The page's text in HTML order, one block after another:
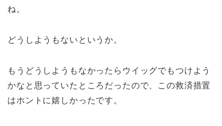
ね。
どうしようもないというか。
もうどうしようもなかったらウイッグでもつけよう
かなと思っていたところだったので、この救済措置
はホントに嬉しかったです。